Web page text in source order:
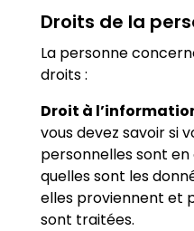
Droits de la
La personne
droits :
Droit à
vous devez savoir si
personnelles sont
quelles sont les
elles proviennent et
sont traitées.